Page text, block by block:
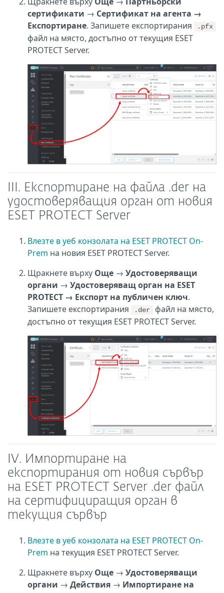
сертификати → Сертификат на агента →
Експортиране. Запишете експортирания .pfx
файл на място, достъпно от текущия ESET
PROTECT Server.
III. Експортиране на файла .der на
удостоверяващия орган от новия
ESET PROTECT Server
Влезте в уеб конзолата на ESET PROTECT On-
Prem на новия ESET PROTECT Server.
Щракнете върху Още → Удостоверяващи
органи → Удостоверяващ орган на ESET
PROTECT → Експорт на публичен ключ.
Запишете експортирания
.der
файл на място,
достъпно от текущия ESET PROTECT Server.
IV. Импортиране на
експортирания от новия сървър
на ESET PROTECT Server .der файл
на сертифициращия орган в
текущия сървър
Влезте в уеб конзолата на ESET PROTECT On-
Prem на текущия ESET PROTECT Server.
Щракнете върху Още → Удостоверяващи
органи → Действия → Импортиране на